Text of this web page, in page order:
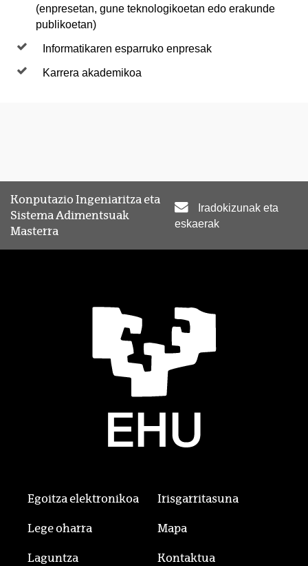
(enpresetan, gune teknologikoetan edo erakunde
publikoetan)
Informatikaren esparruko enpresak
Karrera akademikoa
Konputazio Ingeniaritza eta
Sistema Adimentsuak
Masterra
Iradokizunak eta
eskaerak
Egoitza elektronikoa Irisgarritasuna
Lege oharra Mapa
Laguntza Kontaktua